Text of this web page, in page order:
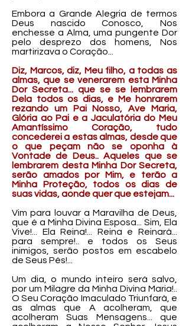
Embora a Grande Alegria de termos
Deus nascido Conosco, Nos
enchesse a Alma, uma pungente Dor
pelo desprezo dos homens, Nos
martirizava o Coração...
Diz, Marcos, diz, Meu filho, a todas as
almas, que se venerarem esta Minha
Dor Secreta... que se se lembrarem
Dela todos os dias, e Me honrarem
rezando um Pai Nosso, Ave Maria,
Glória ao Pai e a Jaculatória do Meu
Amantíssimo Coração, tudo
concederei a estas almas, desde que
o que peçam não se oponha à
Vontade de Deus.. Aqueles que se
lembrarem desta Minha Dor Secreta,
serão amados por Mim, e terão a
Minha Proteção, todos os dias de
suas vidas, aonde quer que estejam...
Vim para louvar a Maravilha de Deus,
que é a Minha Divina Esposa... Sim, Ela
Vive!... Ela Reina!... Reina e Reinará...
para sempre!.. e todos os Seus
inimigos, serão postos em escabelo
de Seus Pés!...
Um dia, o mundo inteiro será salvo,
por um Milagre da Minha Divina Maria!..
O Seu Coração Imaculado Triunfará, e
as almas que A acolheram, que
acolheram Suas Mensagens... que